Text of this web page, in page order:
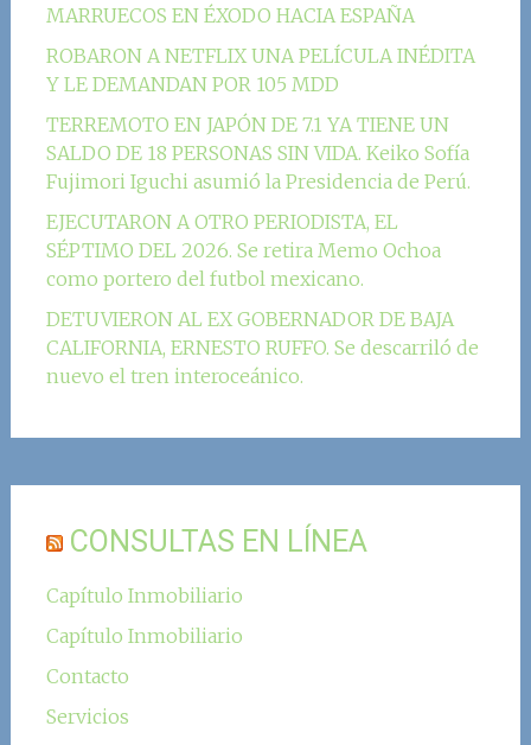
MARRUECOS EN ÉXODO HACIA ESPAÑA
ROBARON A NETFLIX UNA PELÍCULA INÉDITA
Y LE DEMANDAN POR 105 MDD
TERREMOTO EN JAPÓN DE 7.1 YA TIENE UN
SALDO DE 18 PERSONAS SIN VIDA. Keiko Sofía
Fujimori Iguchi asumió la Presidencia de Perú.
EJECUTARON A OTRO PERIODISTA, EL
SÉPTIMO DEL 2026. Se retira Memo Ochoa
como portero del futbol mexicano.
DETUVIERON AL EX GOBERNADOR DE BAJA
CALIFORNIA, ERNESTO RUFFO. Se descarriló de
nuevo el tren interoceánico.
CONSULTAS EN LÍNEA
Capítulo Inmobiliario
Capítulo Inmobiliario
Contacto
Servicios